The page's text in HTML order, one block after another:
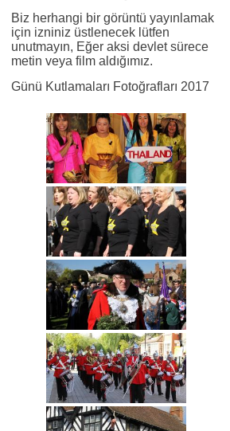
Biz herhangi bir görüntü yayınlamak
için izniniz üstlenecek lütfen
unutmayın, Eğer aksi devlet sürece
metin veya film aldığımız.
Günü Kutlamaları Fotoğrafları 2017